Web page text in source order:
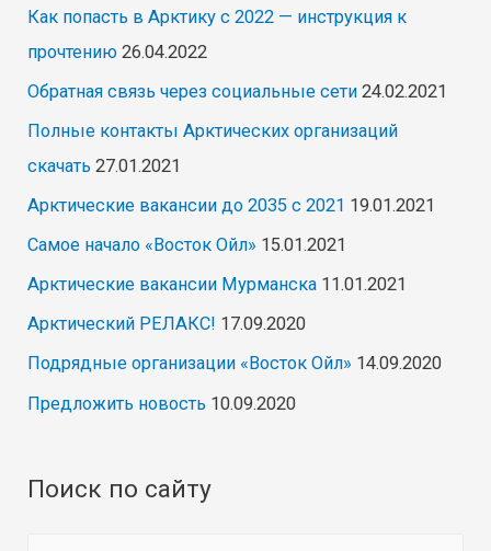
Как попасть в Арктику с 2022 — инструкция к
прочтению 26.04.2022
Обратная связь через социальные сети 24.02.2021
Полные контакты Арктических организаций
скачать 27.01.2021
Арктические вакансии до 2035 с 2021 19.01.2021
Самое начало «Восток Ойл» 15.01.2021
Арктические вакансии Мурманска 11.01.2021
Арктический РЕЛАКС! 17.09.2020
Подрядные организации «Восток Ойл» 14.09.2020
Предложить новость 10.09.2020
Поиск по сайту